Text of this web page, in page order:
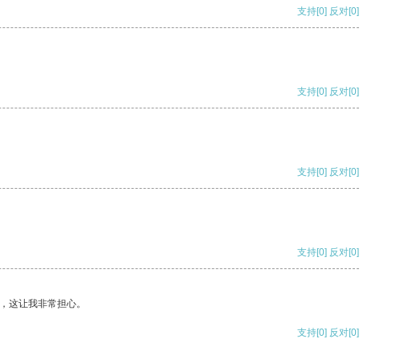
支持[0] 反对[0]
支持[0] 反对[0]
支持[0] 反对[0]
支持[0] 反对[0]
这让我非常担心。
支持[0] 反对[0]